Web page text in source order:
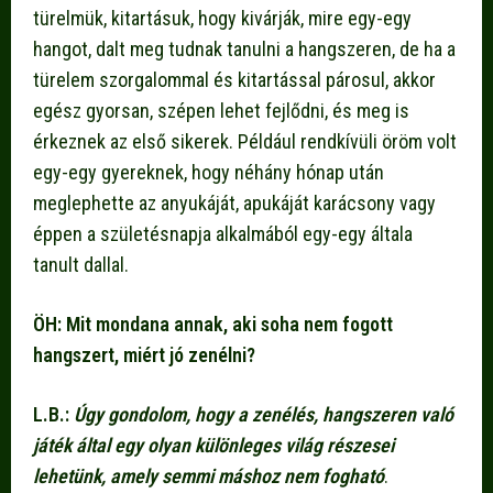
türelmük, kitartásuk, hogy kivárják, mire egy-egy
hangot, dalt meg tudnak tanulni a hangszeren, de ha a
türelem szorgalommal és kitartással párosul, akkor
egész gyorsan, szépen lehet fejlődni, és meg is
érkeznek az első sikerek. Például rendkívüli öröm volt
egy-egy gyereknek, hogy néhány hónap után
meglephette az anyukáját, apukáját karácsony vagy
éppen a születésnapja alkalmából egy-egy általa
tanult dallal.
ÖH: Mit mondana annak, aki soha nem fogott
hangszert, miért jó zenélni?
L.B.: Úgy gondolom, hogy a zenélés, hangszeren való
játék által egy olyan különleges világ részesei
lehetünk, amely semmi máshoz nem fogható.